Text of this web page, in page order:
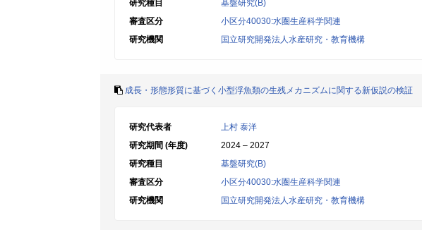
研究種目
基盤研究(B)
審査区分
小区分40030:水圏生産科学関連
研究機関
国立研究開発法人水産研究・教育機構
成長・形態形質に基づく小型浮魚類の生残メカニズムに関する新仮説の検証
研究代表者
上村 泰洋
研究期間 (年度)
2024 – 2027
研究種目
基盤研究(B)
審査区分
小区分40030:水圏生産科学関連
研究機関
国立研究開発法人水産研究・教育機構